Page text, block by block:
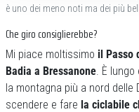
è uno dei meno noti ma dei più
Che giro consiglierebbe?
Mi piace moltissimo il Passo
Badia a Bressanone. È
la montagna più a nord delle
scendere e fare la ciclabile